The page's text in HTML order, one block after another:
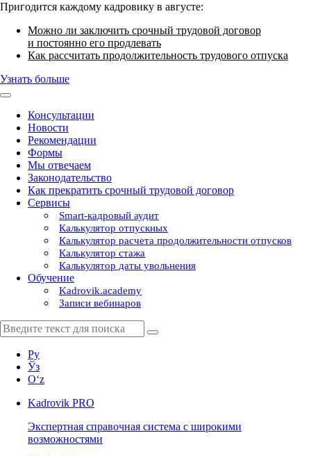
Пригодится каждому кадровику в августе:
Можно ли заключить срочный трудовой договор
и постоянно его продлевать
Как рассчитать продолжительность трудового отпуска
Узнать больше
Консультации
Новости
Рекомендации
Формы
Мы отвечаем
Законодательство
Как прекратить срочный трудовой договор
Сервисы
Smart-кадровый аудит
Калькулятор отпускных
Калькулятор расчета продолжительности отпусков
Калькулятор стажа
Калькулятор даты увольнения
Обучение
Kadrovik.academy
Записи вебинаров
Ру
Ўз
Oʻz
Kadrovik PRO
Экспертная справочная система с широкими
возможностями